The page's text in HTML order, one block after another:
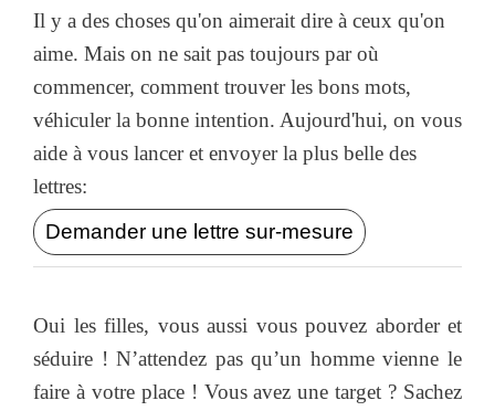
Il y a des choses qu'on aimerait dire à ceux qu'on
aime. Mais on ne sait pas toujours par où
commencer, comment trouver les bons mots,
véhiculer la bonne intention. Aujourd'hui, on vous
aide à vous lancer et envoyer la plus belle des
lettres:
Demander une lettre sur-mesure
Oui les filles, vous aussi vous pouvez aborder et
séduire ! N’attendez pas qu’un homme vienne le
faire à votre place ! Vous avez une target ? Sachez